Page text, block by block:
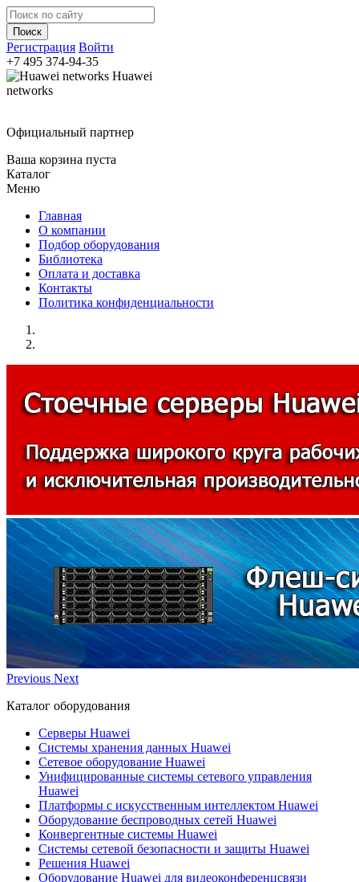
Регистрация Войти
+7 495 374-94-35
Huawei
networks
Официальный партнер
Ваша корзина пуста
Каталог
Меню
Главная
О компании
Подбор оборудования
Библиотека
Оплата и доставка
Контакты
Политика конфиденциальности
Previous Next
Каталог оборудования
Серверы Huawei
Системы хранения данных Huawei
Сетевое оборудование Huawei
Унифицированные системы сетевого управления
Huawei
Платформы с искусственным интеллектом Huawei
Оборудование беспроводных сетей Huawei
Конвергентные системы Huawei
Системы сетевой безопасности и защиты Huawei
Решения Huawei
Оборудование Huawei для видеоконференцсвязи